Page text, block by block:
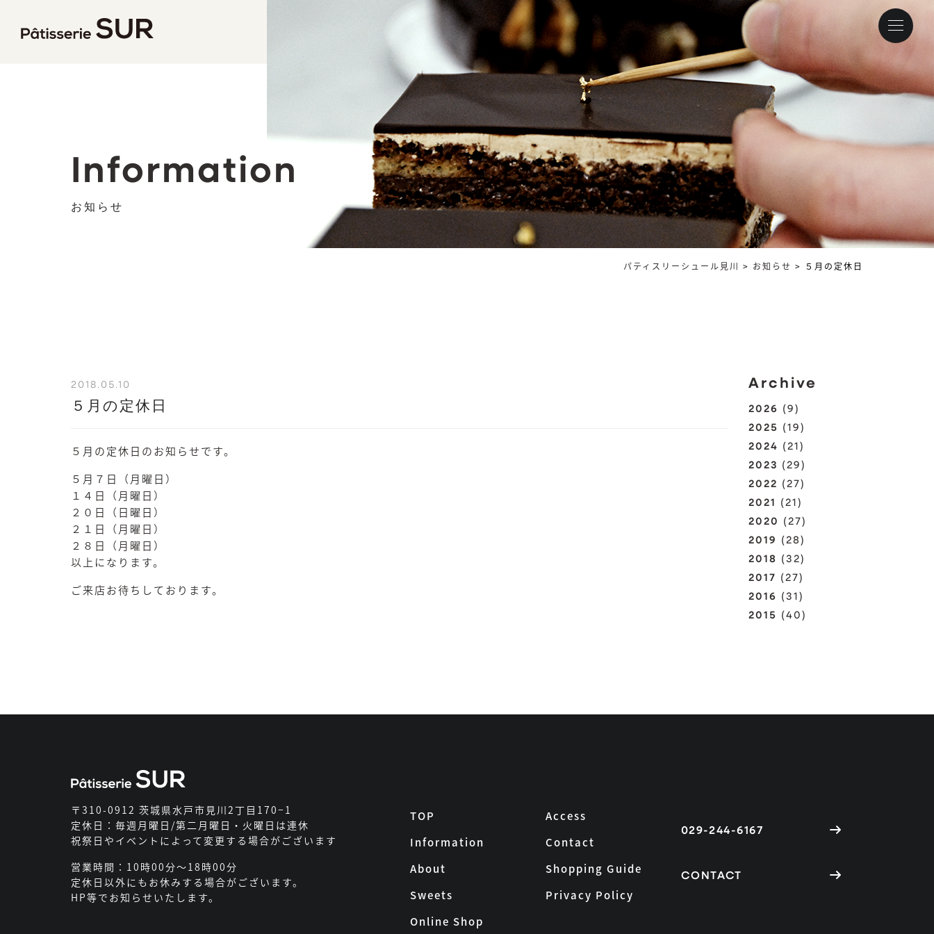
パティスリーシュール見川
Information
お知らせ
パティスリーシュール見川 > お知らせ > ５月の定休日
2018.05.10
５月の定休日
５月の定休日のお知らせです。
５月７日（月曜日）
１４日（月曜日）
２０日（日曜日）
２１日（月曜日）
２８日（月曜日）
以上になります。
ご来店お待ちしております。
Archive
2026 (9)
2025 (19)
2024 (21)
2023 (29)
2022 (27)
2021 (21)
2020 (27)
2019 (28)
2018 (32)
2017 (27)
2016 (31)
2015 (40)
〒310-0912 茨城県水戸市見川2丁目170−1
定休日：毎週月曜日/第二月曜日・火曜日は連休
祝祭日やイベントによって変更する場合がございます
営業時間：10時00分～18時00分
定休日以外にもお休みする場合がございます。
HP等でお知らせいたします。
TOP
Information
About
Sweets
Online Shop
Access
Contact
Shopping Guide
Privacy Policy
029-244-6167
CONTACT